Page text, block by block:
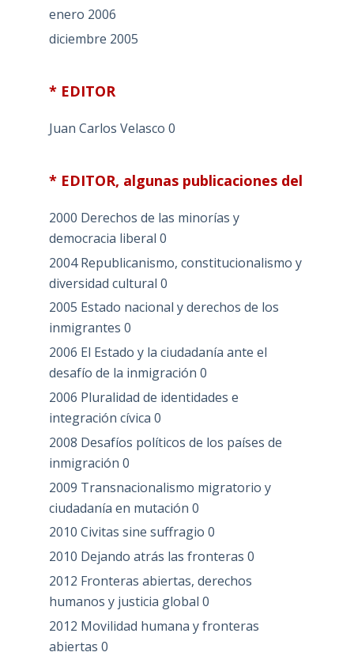
enero 2006
diciembre 2005
* EDITOR
Juan Carlos Velasco 0
* EDITOR, algunas publicaciones del
2000 Derechos de las minorías y
democracia liberal 0
2004 Republicanismo, constitucionalismo y
diversidad cultural 0
2005 Estado nacional y derechos de los
inmigrantes 0
2006 El Estado y la ciudadanía ante el
desafío de la inmigración 0
2006 Pluralidad de identidades e
integración cívica 0
2008 Desafíos políticos de los países de
inmigración 0
2009 Transnacionalismo migratorio y
ciudadanía en mutación 0
2010 Civitas sine suffragio 0
2010 Dejando atrás las fronteras 0
2012 Fronteras abiertas, derechos
humanos y justicia global 0
2012 Movilidad humana y fronteras
abiertas 0